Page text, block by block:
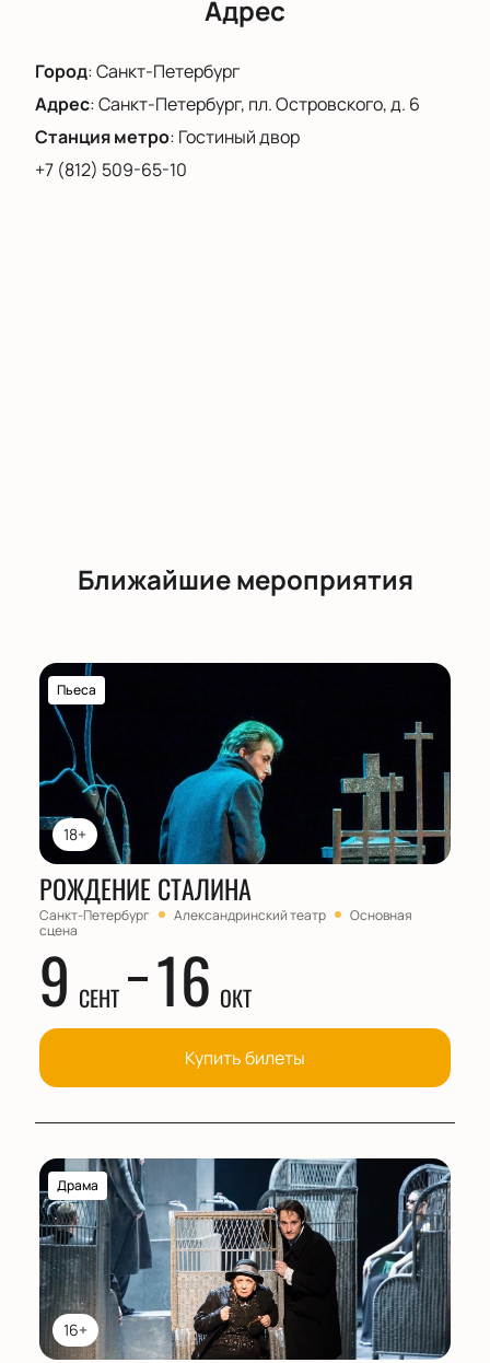
незабываемому вечеру.
Адрес
Город:Санкт-Петербург
Адрес:Санкт-Петербург, пл. Островского, д. 6
Станция метро: Гостиный двор
+7 (812) 509-65-10
Ближайшие мероприятия
18+
Пьеса
РОЖДЕНИЕ СТАЛИНА
Санкт-Петербург Александринский театр
Основная
сцена
9 СЕНТ 16 ОКТ
Купить билеты
16+
Драма